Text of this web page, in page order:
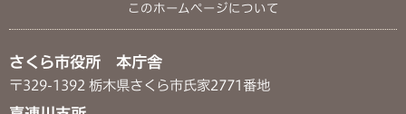
このホームページについて
さくら市役所 本庁舎
〒329-1392 栃木県さくら市氏家2771番地